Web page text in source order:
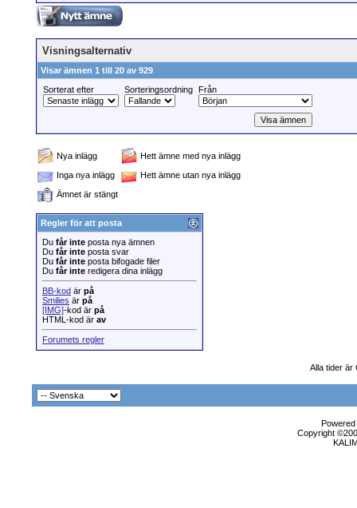
Visningsalternativ
Visar ämnen 1 till 20 av 929
Sorterat efter
Sorteringsordning Från
Nya inlägg
Hett ämne med nya inlägg
Inga nya inlägg
Hett ämne utan nya inlägg
Ämnet är stängt
Regler för att posta
Du får inte posta nya ämnen
Du får inte posta svar
Du får inte posta bifogade filer
Du får inte redigera dina inlägg
BB-kod är på
Smilies är på
[IMG]-kod är på
HTML-kod är av
Forumets regler
Alla tider är
Copyright